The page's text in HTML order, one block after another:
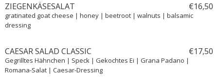
ZIEGENKÄSESALAT €16,50
gratinated goat cheese | honey | beetroot | walnuts | balsamic
dressing
CAESAR SALAD CLASSIC €17,50
Gegrilltes Hähnchen | Speck | Gekochtes Ei | Grana Padano |
Romana-Salat | Caesar-Dressing